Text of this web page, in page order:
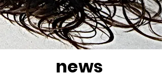
news